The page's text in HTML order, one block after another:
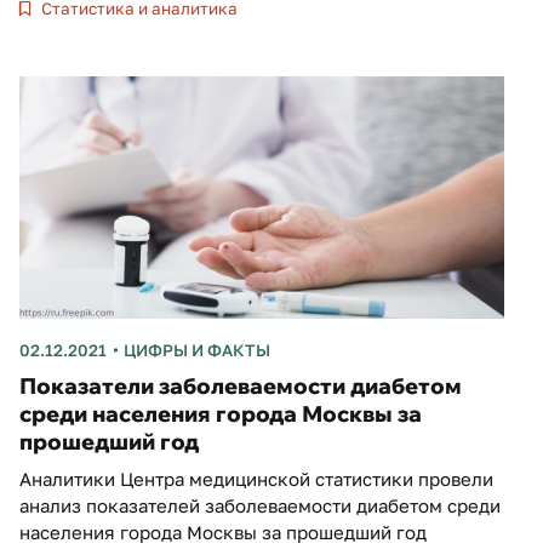
Статистика и аналитика
02.12.2021 ЦИФРЫ И ФАКТЫ
Показатели заболеваемости диабетом
среди населения города Москвы за
прошедший год
Аналитики Центра медицинской статистики провели
анализ показателей заболеваемости диабетом среди
населения города Москвы за прошедший год